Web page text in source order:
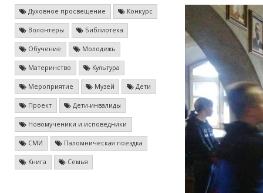
Духовное просвещение Конкурс
Волонтеры Библиотека
Обучение Молодежь
Материнство Культура
Мероприятие Музей Дети
Проект Дети-инвалиды
Новомученики и исповедники
СМИ Паломническая поездка
Книга Семья